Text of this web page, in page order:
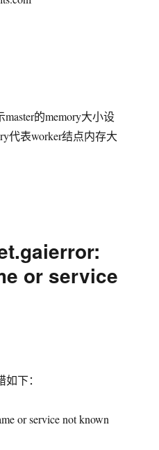
master的memory大小设
代表worker结点内存大
or service
下：
or service not known